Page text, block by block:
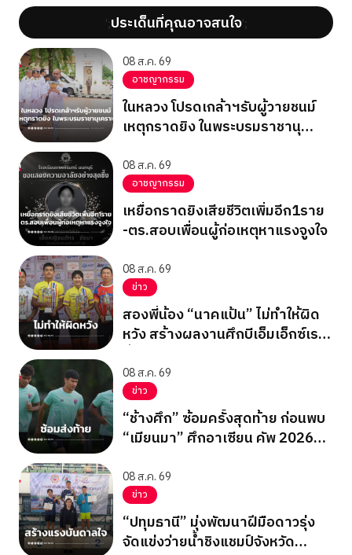
';ประเด็นที่คุณอาจสนใจ';
08 ส.ค. 69
อาชญากรรม
ในหลวง โปรดเกล้าฯรับผู้วายชนม์
เหตุกราดยิง ในพระบรมราชานุ
08 ส.ค. 69
อาชญากรรม
เหยื่อกราดยิงเสียชีวิตเพิ่มอีก1ราย
-ตร.สอบเพื่อนผู้ก่อเหตุหาแรงจูงใจ
08 ส.ค. 69
ข่าว
สองพี่น้อง “นาคแป้น” ไม่ทำให้ผิด
หวัง สร้างผลงานศึกบีเอ็มเอ็กซ์เรซ
08 ส.ค. 69
ข่าว
“ช้างศึก” ซ้อมครั้งสุดท้าย ก่อนพบ
“เมียนมา” ศึกอาเซียน คัพ 2026
08 ส.ค. 69
ข่าว
“ปทุมธานี” มุ่งพัฒนาฝีมือดาวรุ่ง
จัดแข่งว่ายน้ำชิงแชมป์จังหวัด